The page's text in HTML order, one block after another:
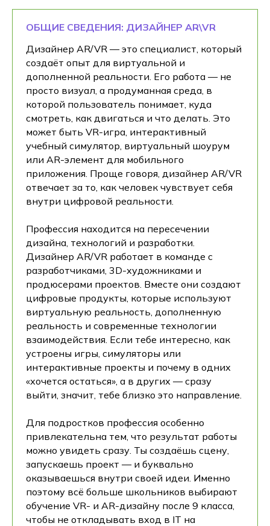
ОБЩИЕ СВЕДЕНИЯ: ДИЗАЙНЕР AR\VR
Дизайнер AR/VR — это специалист, который
создаёт опыт для виртуальной и
дополненной реальности. Его работа — не
просто визуал, а продуманная среда, в
которой пользователь понимает, куда
смотреть, как двигаться и что делать. Это
может быть VR-игра, интерактивный
учебный симулятор, виртуальный шоурум
или AR-элемент для мобильного
приложения. Проще говоря, дизайнер AR/VR
отвечает за то, как человек чувствует себя
внутри цифровой реальности.
Профессия находится на пересечении
дизайна, технологий и разработки.
Дизайнер AR/VR работает в команде с
разработчиками, 3D-художниками и
продюсерами проектов. Вместе они создают
цифровые продукты, которые используют
виртуальную реальность, дополненную
реальность и современные технологии
взаимодействия. Если тебе интересно, как
устроены игры, симуляторы или
интерактивные проекты и почему в одних
«хочется остаться», а в других — сразу
выйти, значит, тебе близко это направление.
Для подростков профессия особенно
привлекательна тем, что результат работы
можно увидеть сразу. Ты создаёшь сцену,
запускаешь проект — и буквально
оказываешься внутри своей идеи. Именно
поэтому всё больше школьников выбирают
обучение VR- и AR-дизайну после 9 класса,
чтобы не откладывать вход в IT на